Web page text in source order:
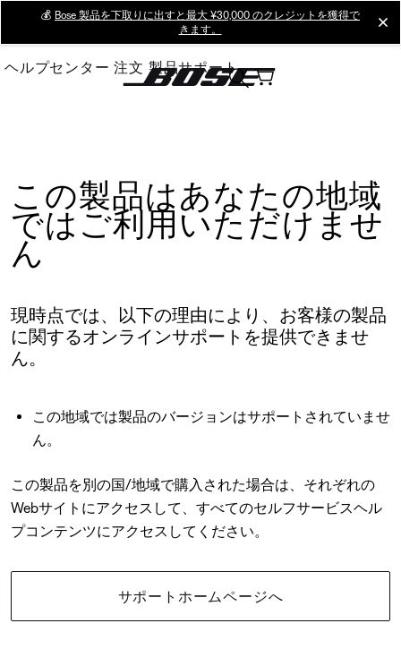
Main
💰 Bose 製品を下取りに出すと最大 ¥30,000 のクレジットを獲得で
きます。
ヘルプセンター 注文 製品サポート
この製品はあなたの地域
ではご利用いただけませ
ん
現時点では、以下の理由により、お客様の製品
に関するオンラインサポートを提供できませ
ん。
この地域では製品のバージョンはサポートされていませ
ん。
この製品を別の国/地域で購入された場合は、それぞれの
Webサイトにアクセスして、すべてのセルフサービスヘル
プコンテンツにアクセスしてください。
サポートホームページへ